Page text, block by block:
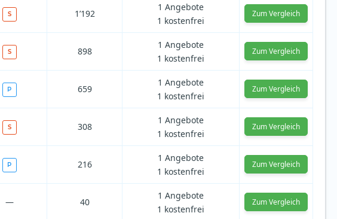
S 1’192
1 Angebote
1 kostenfrei
Zum Vergleich
S 898
1 Angebote
1 kostenfrei
Zum Vergleich
P 659
1 Angebote
1 kostenfrei
Zum Vergleich
S 308
1 Angebote
1 kostenfrei
Zum Vergleich
P 216
1 Angebote
1 kostenfrei
Zum Vergleich
— 40
1 Angebote
1 kostenfrei
Zum Vergleich